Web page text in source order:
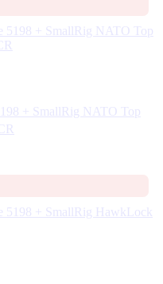
+ SmallRig NATO Top